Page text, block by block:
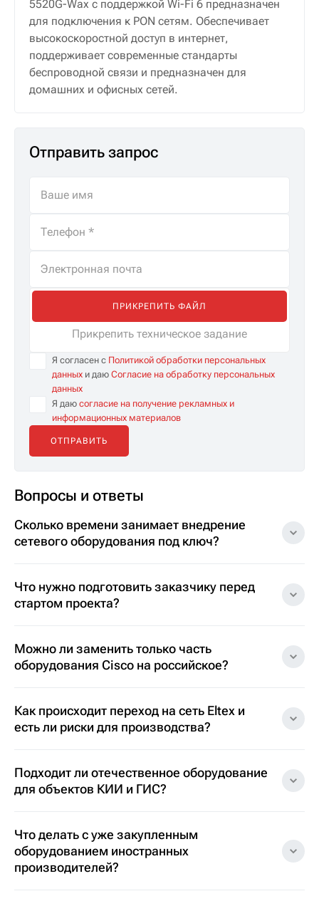
5520G-Wax с поддержкой Wi-Fi 6 предназначен
для подключения к PON сетям. Обеспечивает
высокоскоростной доступ в интернет,
поддерживает современные стандарты
беспроводной связи и предназначен для
домашних и офисных сетей.
Отправить запрос
ПРИКРЕПИТЬ ФАЙЛ
Прикрепить техническое задание
Я согласен с Политикой обработки персональных
данных и даю Согласие на обработку персональных
данных
Я даю согласие на получение рекламных и
информационных материалов
Вопросы и ответы
Сколько времени занимает внедрение
сетевого оборудования под ключ?
Что нужно подготовить заказчику перед
стартом проекта?
Можно ли заменить только часть
оборудования Cisco на российское?
Как происходит переход на сеть Eltex и
есть ли риски для производства?
Подходит ли отечественное оборудование
для объектов КИИ и ГИС?
Что делать с уже закупленным
оборудованием иностранных
производителей?